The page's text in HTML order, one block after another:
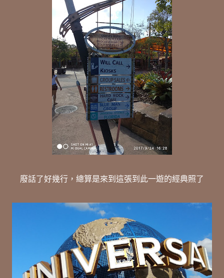
廢話了好幾行，總算是來到這張到此一遊的經典照了